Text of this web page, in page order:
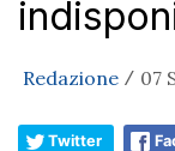
Redazione / 07
Twitter